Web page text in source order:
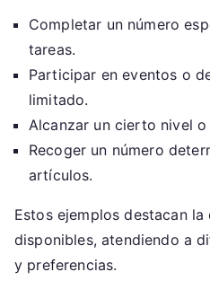
Completar un número
tareas.
Participar en eventos o
limitado.
Alcanzar un cierto nivel
Recoger un número
artículos.
Estos ejemplos destacan
disponibles, atendiendo a
y preferencias.